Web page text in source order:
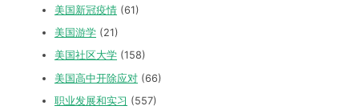
美国新冠疫情 (61)
美国游学 (21)
美国社区大学 (158)
美国高中开除应对 (66)
职业发展和实习 (557)